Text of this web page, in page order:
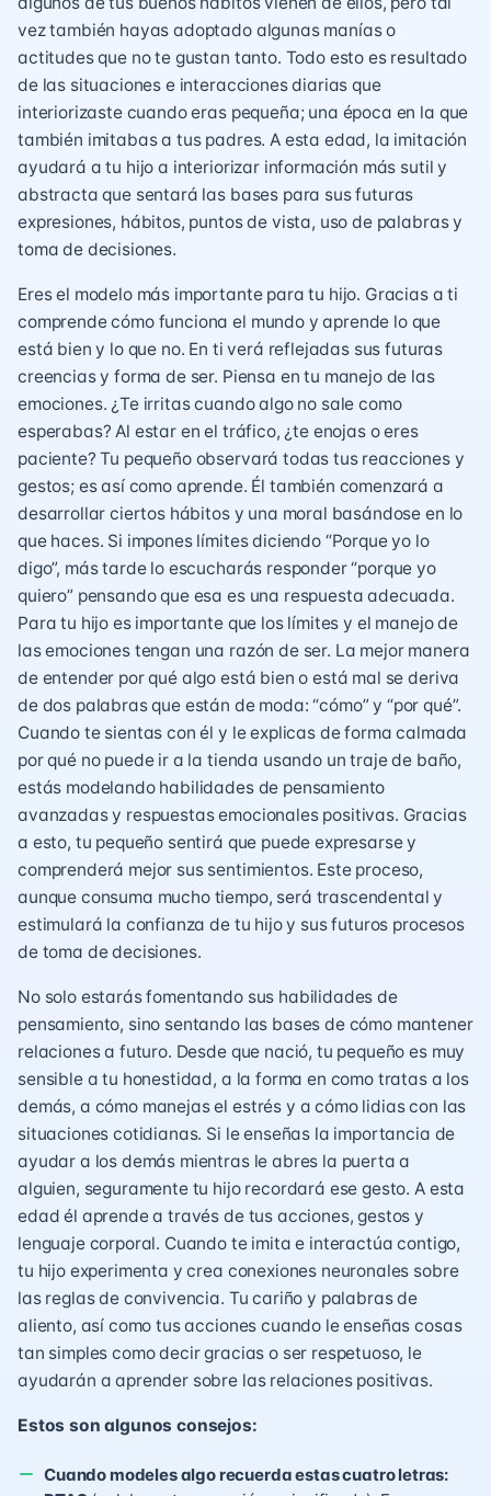
vez también hayas adoptado algunas manías o
actitudes que no te gustan tanto. Todo esto es resultado
de las situaciones e interacciones diarias que
interiorizaste cuando eras pequeña; una época en la que
también imitabas a tus padres. A esta edad, la imitación
ayudará a tu hijo a interiorizar información más sutil y
abstracta que sentará las bases para sus futuras
expresiones, hábitos, puntos de vista, uso de palabras y
toma de decisiones.
Eres el modelo más importante para tu hijo. Gracias a ti
comprende cómo funciona el mundo y aprende lo que
está bien y lo que no. En ti verá reflejadas sus futuras
creencias y forma de ser. Piensa en tu manejo de las
emociones. ¿Te irritas cuando algo no sale como
esperabas? Al estar en el tráfico, ¿te enojas o eres
paciente? Tu pequeño observará todas tus reacciones y
gestos; es así como aprende. Él también comenzará a
desarrollar ciertos hábitos y una moral basándose en lo
que haces. Si impones límites diciendo “Porque yo lo
digo”, más tarde lo escucharás responder “porque yo
quiero” pensando que esa es una respuesta adecuada.
Para tu hijo es importante que los límites y el manejo de
las emociones tengan una razón de ser. La mejor manera
de entender por qué algo está bien o está mal se deriva
de dos palabras que están de moda: “cómo” y “por qué”.
Cuando te sientas con él y le explicas de forma calmada
por qué no puede ir a la tienda usando un traje de baño,
estás modelando habilidades de pensamiento
avanzadas y respuestas emocionales positivas. Gracias
a esto, tu pequeño sentirá que puede expresarse y
comprenderá mejor sus sentimientos. Este proceso,
aunque consuma mucho tiempo, será trascendental y
estimulará la confianza de tu hijo y sus futuros procesos
de toma de decisiones.
No solo estarás fomentando sus habilidades de
pensamiento, sino sentando las bases de cómo mantener
relaciones a futuro. Desde que nació, tu pequeño es muy
sensible a tu honestidad, a la forma en como tratas a los
demás, a cómo manejas el estrés y a cómo lidias con las
situaciones cotidianas. Si le enseñas la importancia de
ayudar a los demás mientras le abres la puerta a
alguien, seguramente tu hijo recordará ese gesto. A esta
edad él aprende a través de tus acciones, gestos y
lenguaje corporal. Cuando te imita e interactúa contigo,
tu hijo experimenta y crea conexiones neuronales sobre
las reglas de convivencia. Tu cariño y palabras de
aliento, así como tus acciones cuando le enseñas cosas
tan simples como decir gracias o ser respetuoso, le
ayudarán a aprender sobre las relaciones positivas.
Estos son algunos consejos:
Cuando modeles algo recuerda estas cuatro letras: